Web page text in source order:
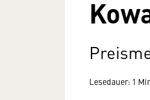
Lesedauer: 1